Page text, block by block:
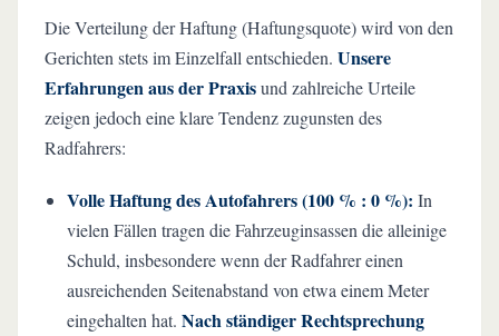
Die Verteilung der Haftung (Haftungsquote) wird von den
Gerichten stets im Einzelfall entschieden. Unsere
Erfahrungen aus der Praxisund zahlreiche Urteile
zeigen jedoch eine klare Tendenz zugunsten des
Radfahrers:
Volle Haftung des Autofahrers (100 % : 0 %): In
vielen Fällen tragen die Fahrzeuginsassen die alleinige
Schuld, insbesondere wenn der Radfahrer einen
ausreichenden Seitenabstand von etwa einem Meter
eingehalten hat. Nach ständiger Rechtsprechung